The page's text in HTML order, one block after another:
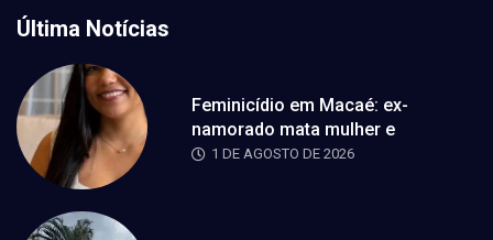
Última Notícias
Feminicídio em Macaé: ex-
namorado mata mulher e
1 DE AGOSTO DE 2026